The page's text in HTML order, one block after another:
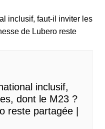
inclusif,
dont le M23 ?
reste partagée |